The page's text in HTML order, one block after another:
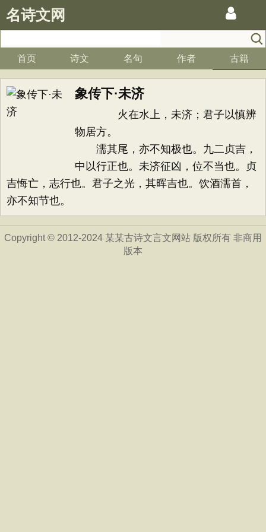
名诗文网
首页 诗文 名句 作者 古籍
象传下·未济
火在水上，未济；君子以慎辨
物居方。
濡其尾，亦不知极也。九二贞吉，
中以行正也。未济征凶，位不当也。贞
吉悔亡，志行也。君子之光，其晖吉也。饮酒濡首，
亦不知节也。
Copyright © 2012-2024 某某古诗文言文网站 版权所有 非商用
版本